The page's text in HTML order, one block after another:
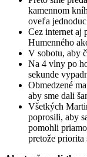
kamennom
oveľa
Cez internet aj
Humenného
V sobotu, aby
Na 4 vlny po
sekunde
Obmedzené
aby sme dali
Všetkých
poprosili, aby
pomohli
pretože priorita